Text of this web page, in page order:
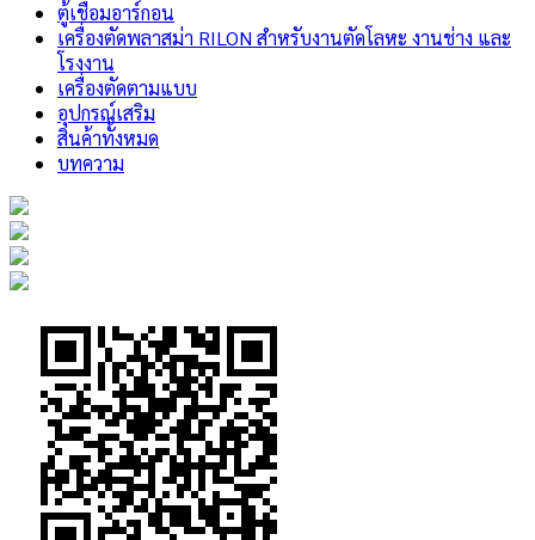
ตู้เชื่อมอาร์กอน
เครื่องตัดพลาสม่า RILON สำหรับงานตัดโลหะ งานช่าง และ
โรงงาน
เครื่องตัดตามแบบ
อุปกรณ์เสริม
สินค้าทั้งหมด
บทความ